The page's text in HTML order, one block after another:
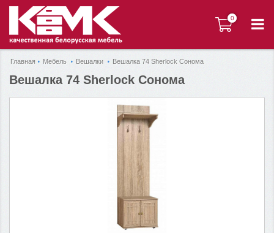
0
0
Главная Мебель Вешалки Вешалка 74 Sherlock Сонома
Вешалка 74 Sherlock Сонома